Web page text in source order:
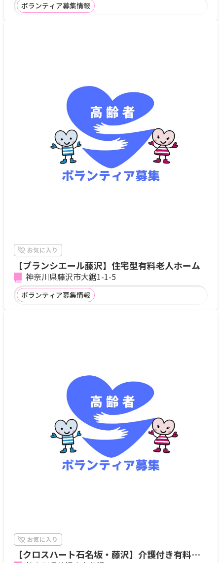
ボランティア募集情報
【ブランシエール藤沢】住宅型有料老人ホーム
神奈川県藤沢市大鋸1-1-5
ボランティア募集情報
【クロスハート石名坂・藤沢】介護付き有料老